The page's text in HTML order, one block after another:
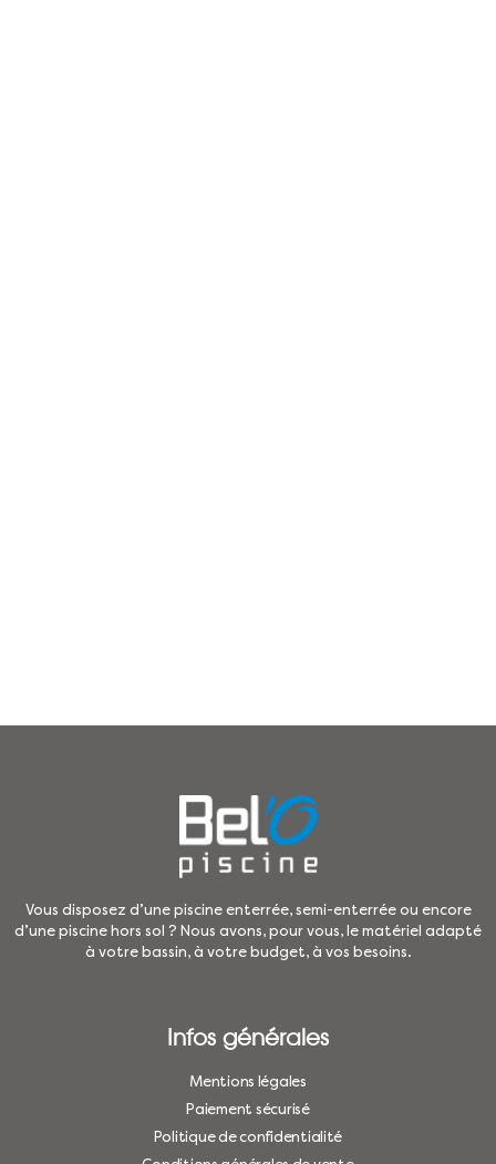
Vous disposez d’une piscine enterrée, semi-enterrée ou encore
d’une piscine hors sol ? Nous avons, pour vous, le matériel adapté
à votre bassin, à votre budget, à vos besoins.
Infos générales
Mentions légales
Paiement sécurisé
Politique de confidentialité